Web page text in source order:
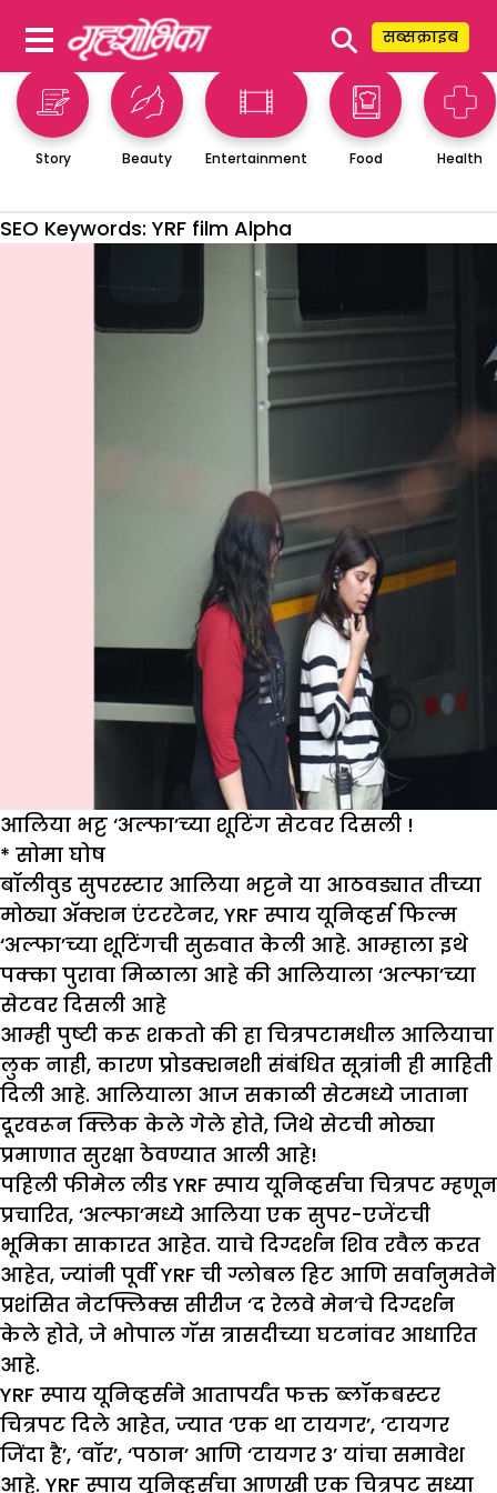
⚲ सब्सक्राइब
Story Beauty Entertainment Food Health
SEO Keywords: YRF film Alpha
आलिया भट्ट ‘अल्फा’च्या शूटिंग सेटवर दिसली !
* सोमा घोष
बॉलीवुड सुपरस्टार आलिया भट्टने या आठवड्यात तीच्या
मोठ्या अ‍ॅक्शन एंटरटेनर, YRF स्पाय यूनिव्हर्स फिल्म
‘अल्फा’च्या शूटिंगची सुरुवात केली आहे. आम्हाला इथे
पक्का पुरावा मिळाला आहे की आलियाला ‘अल्फा’च्या
सेटवर दिसली आहे
आम्ही पुष्टी करू शकतो की हा चित्रपटामधील आलियाचा
लुक नाही, कारण प्रोडक्शनशी संबंधित सूत्रांनी ही माहिती
दिली आहे. आलियाला आज सकाळी सेटमध्ये जाताना
दूरवरून क्लिक केले गेले होते, जिथे सेटची मोठ्या
प्रमाणात सुरक्षा ठेवण्यात आली आहे!
पहिली फीमेल लीड YRF स्पाय यूनिव्हर्सचा चित्रपट म्हणून
प्रचारित, ‘अल्फा’मध्ये आलिया एक सुपर-एजेंटची
भूमिका साकारत आहेत. याचे दिग्दर्शन शिव रवैल करत
आहेत, ज्यांनी पूर्वी YRF ची ग्लोबल हिट आणि सर्वानुमतेने
प्रशंसित नेटफ्लिक्स सीरीज ‘द रेलवे मेन’चे दिग्दर्शन
केले होते, जे भोपाल गॅस त्रासदीच्या घटनांवर आधारित
आहे.
YRF स्पाय यूनिव्हर्सने आतापर्यंत फक्त ब्लॉकबस्टर
चित्रपट दिले आहेत, ज्यात ‘एक था टायगर’, ‘टायगर
जिंदा है’, ‘वॉर’, ‘पठान’ आणि ‘टायगर 3’ यांचा समावेश
आहे. YRF स्पाय यूनिव्हर्सचा आणखी एक चित्रपट सध्या